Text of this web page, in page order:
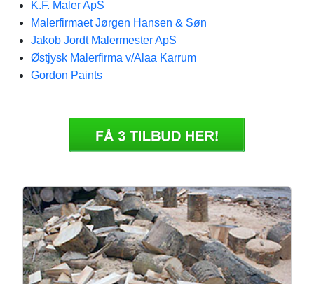
K.F. Maler ApS
Malerfirmaet Jørgen Hansen & Søn
Jakob Jordt Malermester ApS
Østjysk Malerfirma v/Alaa Karrum
Gordon Paints